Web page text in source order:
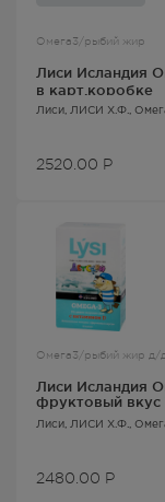
Омега3/рыбий жир
Лиси Исландия
в карт.коробке
Лиси , ЛИСИ Х.Ф.,
2520.00 Р
Омега3/рыбий жир д/
Лиси Исландия
фруктовый вкус
карт.коробке
Лиси , ЛИСИ Х.Ф.,
2480.00 Р